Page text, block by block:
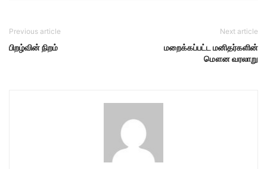
Previous article
பிறழ்வின் நிறம்
Next article
மறைக்கப்பட்ட மனிதர்களின்
மௌன வரலாறு